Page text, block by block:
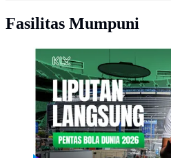
Fasilitas Mumpuni